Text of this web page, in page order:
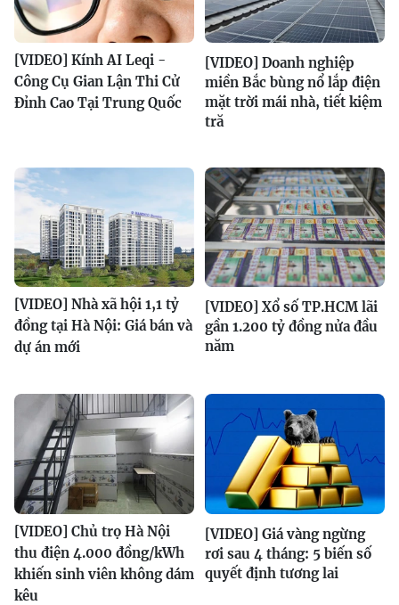
[VIDEO] Kính AI Leqi -
Công Cụ Gian Lận Thi Cử
Đỉnh Cao Tại Trung Quốc
[VIDEO] Doanh nghiệp
miền Bắc bùng nổ lắp điện
mặt trời mái nhà, tiết kiệm
tră
[VIDEO] Nhà xã hội 1,1 tỷ
đồng tại Hà Nội: Giá bán và
dự án mới
[VIDEO] Xổ số TP.HCM lãi
gần 1.200 tỷ đồng nửa đầu
năm
[VIDEO] Chủ trọ Hà Nội
thu điện 4.000 đồng/kWh
khiến sinh viên không dám
kêu
[VIDEO] Giá vàng ngừng
rơi sau 4 tháng: 5 biến số
quyết định tương lai